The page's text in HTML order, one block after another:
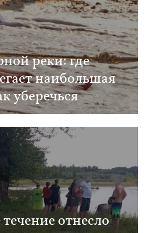
реки: где
наибольшая
уберечься
отнесло